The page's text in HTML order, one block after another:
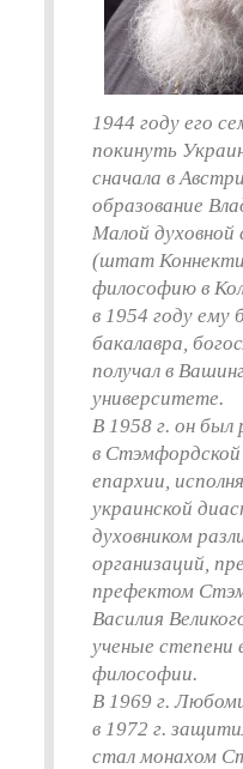
1944 году его
покинуть
сначала в
образование
Малой
(штат
философию в
в 1954 году ему
бакалавра,
получал в
университете.
В 1958 г. он был
в Стэмфордской
епархии,
украинской
духовником
организаций,
префектом
Василия
ученые степени
философии.
В 1969 г.
в 1972 г.
стал монахом